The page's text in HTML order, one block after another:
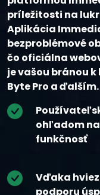
príležitosti na
Aplikácia
bezproblémové
čo oficiálna
je vašou bránou
Byte Pro a ďalším.
ohľadom
funkčnosť
Vďaka
podporu